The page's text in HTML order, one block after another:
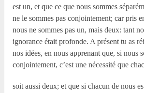
est un, et que ce que nous sommes
ne le sommes pas conjointement; car pris
nous ne sommes pas un, mais deux: tant
ignorance était profonde. A présent tu as
nos idées, en nous apprenant que, si nous
conjointement, c’est une nécessité que
soit aussi deux; et que si chacun de nous